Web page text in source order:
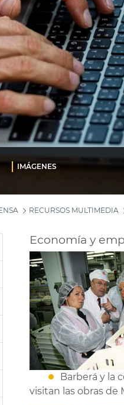
IMÁGENES
RECURSOS MULTIMEDIA
Economía y
Barberá y la
visitan las obras de